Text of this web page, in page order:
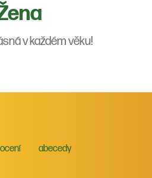
v každém věku!
abecedy